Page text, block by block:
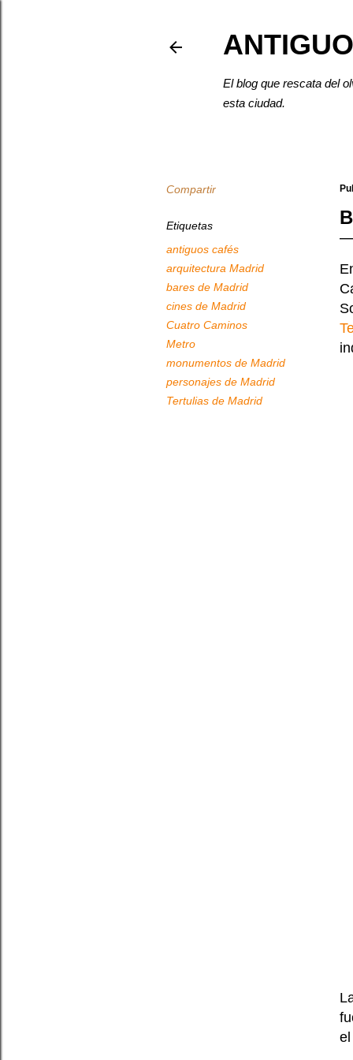
El blog que rescata del
esta ciudad.
Compartir
Etiquetas
antiguos cafés
arquitectura Madrid
bares de Madrid
cines de Madrid
Cuatro Caminos
Metro
monumentos de Madrid
personajes de Madrid
Tertulias de Madrid